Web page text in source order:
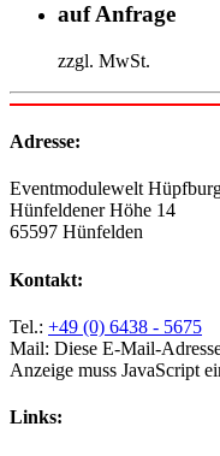
auf Anfrage
zzgl. MwSt.
Adresse:
Eventmodulewelt
Hünfeldener Höhe 14
65597 Hünfelden
Kontakt:
Tel.: +49 (0) 6438 - 5675
Mail: Diese E-Mail-
Anzeige muss JavaScript
Links: